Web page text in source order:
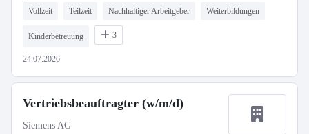
Vollzeit Teilzeit Nachhaltiger Arbeitgeber Weiterbildungen
Kinderbetreuung 3
24.07.2026
Vertriebsbeauftragter (w/m/d)
Siemens AG